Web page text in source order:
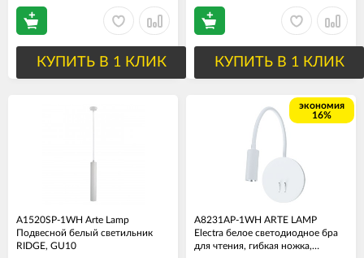
КУПИТЬ В 1 КЛИК КУПИТЬ В 1 КЛИК
A1520SP-1WH Arte Lamp
Подвесной белый светильник
RIDGE, GU10
экономия
16%
A8231AP-1WH ARTE LAMP
Electra белое светодиодное бра
для чтения, гибкая ножка,